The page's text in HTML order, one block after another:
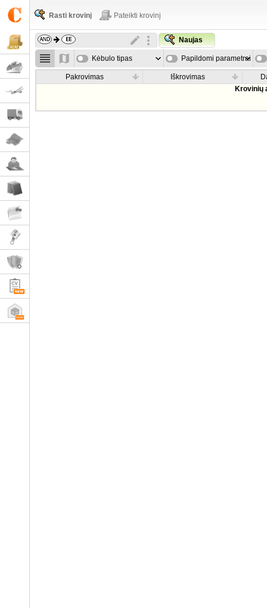
Rasti krovinį Pateikti krovinį
Naujas
Kėbulo tipas Papildomi parametrai
Pakrovimas Iškrovimas
Krovinių